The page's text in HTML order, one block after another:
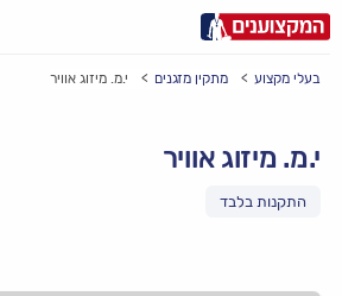
בעלי מקצוע מתקין מזגנים י.מ. מיזוג אוויר
י.מ. מיזוג אוויר